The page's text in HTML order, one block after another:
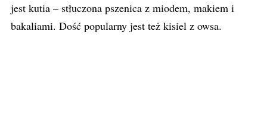
jest kutia – stłuczona pszenica z miodem, makiem i
bakaliami. Dość popularny jest też kisiel z owsa.